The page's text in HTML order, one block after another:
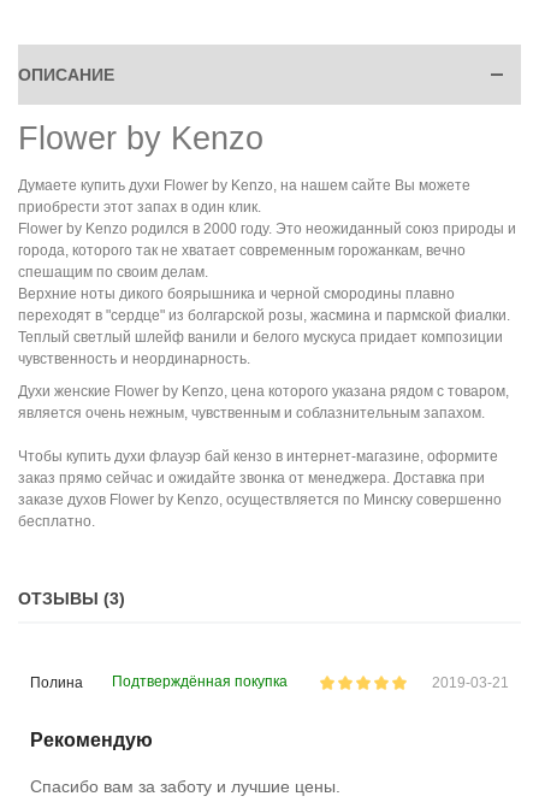
ОПИСАНИЕ
Flower by Kenzo
Думаете купить духи Flower by Kenzo на нашем сайте Вы можете
приобрести этот запах в один клик.
Flower by Kenzo родился в 2000 году. Это неожиданный союз природы и
города, которого так не хватает современным горожанкам, вечно
спешащим по своим делам.
Верхние ноты дикого боярышника и черной смородины плавно
переходят в "сердце" из болгарской розы, жасмина и пармской фиалки.
Теплый светлый шлейф ванили и белого мускуса придает композиции
чувственность и неординарность.
Духи женские Flower by Kenzo , цена которого указана рядом с товаром,
является очень нежным, чувственным и соблазнительным запахом.
Чтобы купить духи флауэр бай кензо в интернет-магазине оформите
заказ прямо сейчас и ожидайте звонка от менеджера. Доставка при
заказе духов Flower by Kenzo осуществляется по Минску совершенно
бесплатно.
ОТЗЫВЫ (3)
Полина Подтверждённая покупка 2019-03-21
Рекомендую
Спасибо вам за заботу и лучшие цены.